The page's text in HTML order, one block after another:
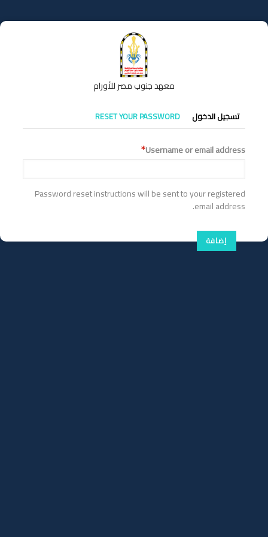
إلى
المحتوى
معهد جنوب مصر للأورام
التبويبات
الأساسية
تسجيل الدخول RESET YOUR PASSWORD
Username or email address
Password reset instructions will be sent to your registered
email address.